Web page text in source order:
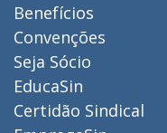
Benefícios
Convenções
Seja Sócio
EducaSin
Certidão Sindical